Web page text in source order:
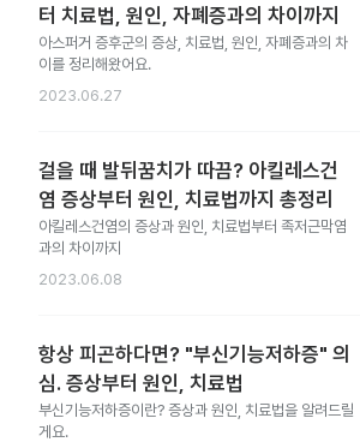
터 치료법, 원인, 자폐증과의 차이까지
아스퍼거 증후군의 증상, 치료법, 원인, 자폐증과의 차
이를 정리해왔어요.
2023.06.27
걸을 때 발뒤꿈치가 따끔? 아킬레스건
염 증상부터 원인, 치료법까지 총정리
아킬레스건염의 증상과 원인, 치료법부터 족저근막염
과의 차이까지
2023.06.08
항상 피곤하다면? "부신기능저하증" 의
심. 증상부터 원인, 치료법
부신기능저하증이란? 증상과 원인, 치료법을 알려드릴
게요.